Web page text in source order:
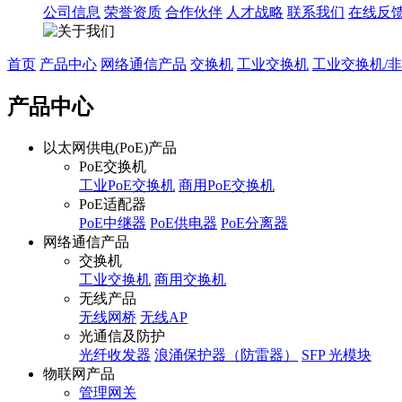
公司信息 荣誉资质 合作伙伴 人才战略 联系我们 在线反
首页 产品中心 网络通信产品 交换机 工业交换机 工业交换机/
产品中心
以太网供电(PoE)产品
PoE交换机
工业PoE交换机 商用PoE交换机
PoE适配器
PoE中继器 PoE供电器 PoE分离器
网络通信产品
交换机
工业交换机 商用交换机
无线产品
无线网桥 无线AP
光通信及防护
光纤收发器 浪涌保护器（防雷器）
SFP 光模块
物联网产品
管理网关